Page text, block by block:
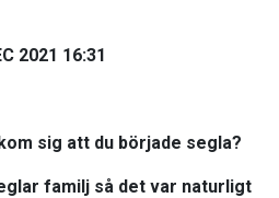
2021 16:31
sig att du började segla?
familj så det var naturligt